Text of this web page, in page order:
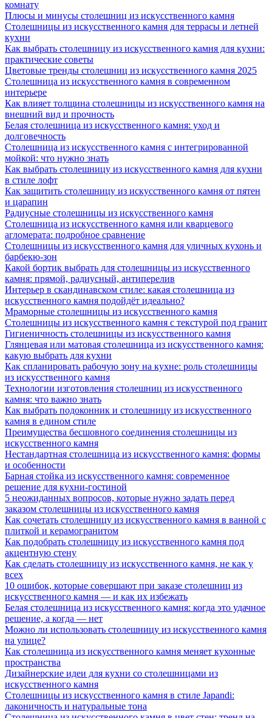
комнату
Плюсы и минусы столешниц из искусственного камня
Столешницы из искусственного камня для террасы и летней
кухни
Как выбрать столешницу из искусственного камня для кухни:
практические советы
Цветовые тренды столешниц из искусственного камня 2025
Столешница из искусственного камня в современном
интерьере
Как влияет толщина столешницы из искусственного камня на
внешний вид и прочность
Белая столешница из искусственного камня: уход и
долговечность
Столешница из искусственного камня с интегрированной
мойкой: что нужно знать
Как выбрать столешницу из искусственного камня для кухни
в стиле лофт
Как защитить столешницу из искусственного камня от пятен
и царапин
Радиусные столешницы из искусственного камня
Столешница из искусственного камня или кварцевого
агломерата: подробное сравнение
Столешницы из искусственного камня для уличных кухонь и
барбекю-зон
Какой бортик выбрать для столешницы из искусственного
камня: прямой, радиусный, антиперелив
Интерьер в скандинавском стиле: какая столешница из
искусственного камня подойдёт идеально?
Мраморные столешницы из искусственного камня
Столешницы из искусственного камня с текстурой под гранит
Гигиеничность столешницы из искусственного камня
Глянцевая или матовая столешница из искусственного камня:
какую выбрать для кухни
Как спланировать рабочую зону на кухне: роль столешницы
из искусственного камня
Технологии изготовления столешниц из искусственного
камня: что важно знать
Как выбрать подоконник и столешницу из искусственного
камня в едином стиле
Преимущества бесшовного соединения столешницы из
искусственного камня
Нестандартная столешница из искусственного камня: формы
и особенности
Барная стойка из искусственного камня: современное
решение для кухни-гостиной
5 неожиданных вопросов, которые нужно задать перед
заказом столешницы из искусственного камня
Как сочетать столешницу из искусственного камня в ванной с
плиткой и керамогранитом
Как подобрать столешницу из искусственного камня под
акцентную стену
Как сделать столешницу из искусственного камня, не как у
всех
10 ошибок, которые совершают при заказе столешниц из
искусственного камня — и как их избежать
Белая столешница из искусственного камня: когда это удачное
решение, а когда — нет
Можно ли использовать столешницу из искусственного камня
на улице?
Как столешница из искусственного камня меняет кухонные
пространства
Дизайнерские идеи для кухни со столешницами из
искусственного камня
Столешницы из искусственного камня в стиле Japandi:
лаконичность и натуральные тона